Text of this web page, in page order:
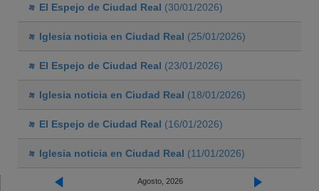
El Espejo de Ciudad Real (30/01/2026)
Iglesia noticia en Ciudad Real (25/01/2026)
El Espejo de Ciudad Real (23/01/2026)
Iglesia noticia en Ciudad Real (18/01/2026)
El Espejo de Ciudad Real (16/01/2026)
Iglesia noticia en Ciudad Real (11/01/2026)
Agosto, 2026